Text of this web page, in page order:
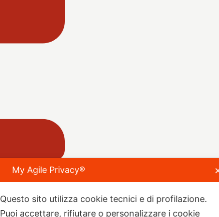
My Agile Privacy®
Questo sito utilizza cookie tecnici e di profilazione.
Puoi accettare, rifiutare o personalizzare i cookie